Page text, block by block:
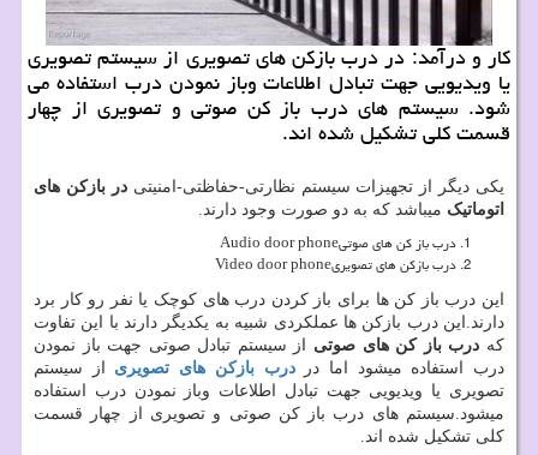
كار و درآمد: در درب بازكن های تصویری از سیستم تصویری
یا ویدیویی جهت تبادل اطلاعات وباز نمودن درب استفاده می
شود. سیستم های درب باز كن صوتی و تصویری از چهار
قسمت كلی تشكیل شده اند.
یکی دیگر از تجهیزات سیستم نظارتی-حفاظتی-امنیتیدر بازکن های
اتوماتیک میباشد که به دو صورت وجود دارند.
درب باز کن های صوتیAudio door phone
درب بازکن های تصویریVideo door phone
این درب باز کن ها برای باز کردن درب های کوچک یا نفر رو کار برد
دارند.این درب بازکن ها عملکردی شبیه به یکدیگر دارند با این تفاوت
که درب باز کن های صوتی از سیستم تبادل صوتی جهت باز نمودن
درب استفاده میشود اما دردرب بازکن های تصویری از سیستم
تصویری یا ویدیویی جهت تبادل اطلاعات وباز نمودن درب استفاده
میشود.سیستم های درب باز کن صوتی و تصویری از چهار قسمت
کلی تشکیل شده اند.